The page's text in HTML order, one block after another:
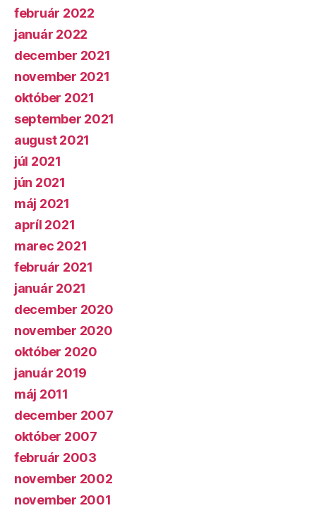
február 2022
január 2022
december 2021
november 2021
október 2021
september 2021
august 2021
júl 2021
jún 2021
máj 2021
apríl 2021
marec 2021
február 2021
január 2021
december 2020
november 2020
október 2020
január 2019
máj 2011
december 2007
október 2007
február 2003
november 2002
november 2001